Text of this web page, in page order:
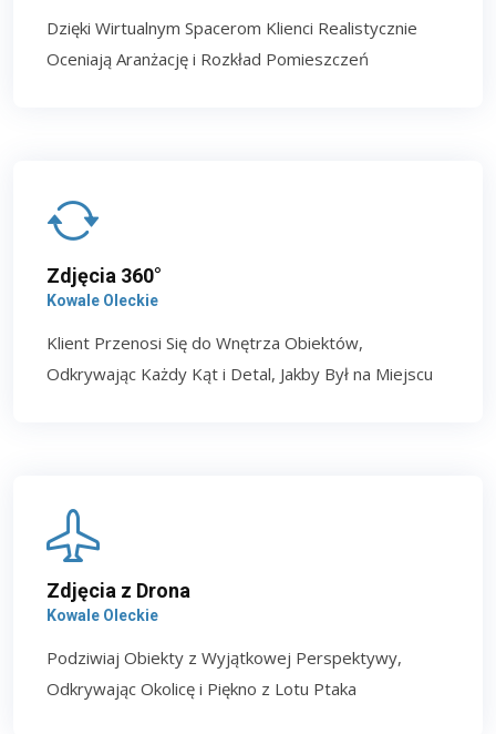
Dzięki Wirtualnym Spacerom Klienci Realistycznie
Oceniają Aranżację i Rozkład Pomieszczeń
Zdjęcia 360°
Kowale Oleckie
Klient Przenosi Się do Wnętrza Obiektów,
Odkrywając Każdy Kąt i Detal, Jakby Był na Miejscu
Zdjęcia z Drona
Kowale Oleckie
Podziwiaj Obiekty z Wyjątkowej Perspektywy,
Odkrywając Okolicę i Piękno z Lotu Ptaka